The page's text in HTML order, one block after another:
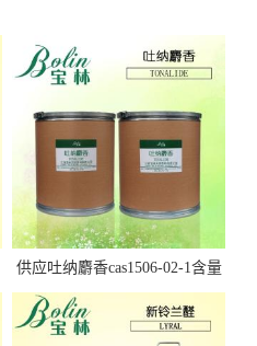
供应吐纳麝香cas1506-02-1含量
97.5%+